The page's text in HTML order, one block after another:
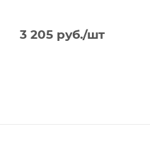
3 205руб./шт